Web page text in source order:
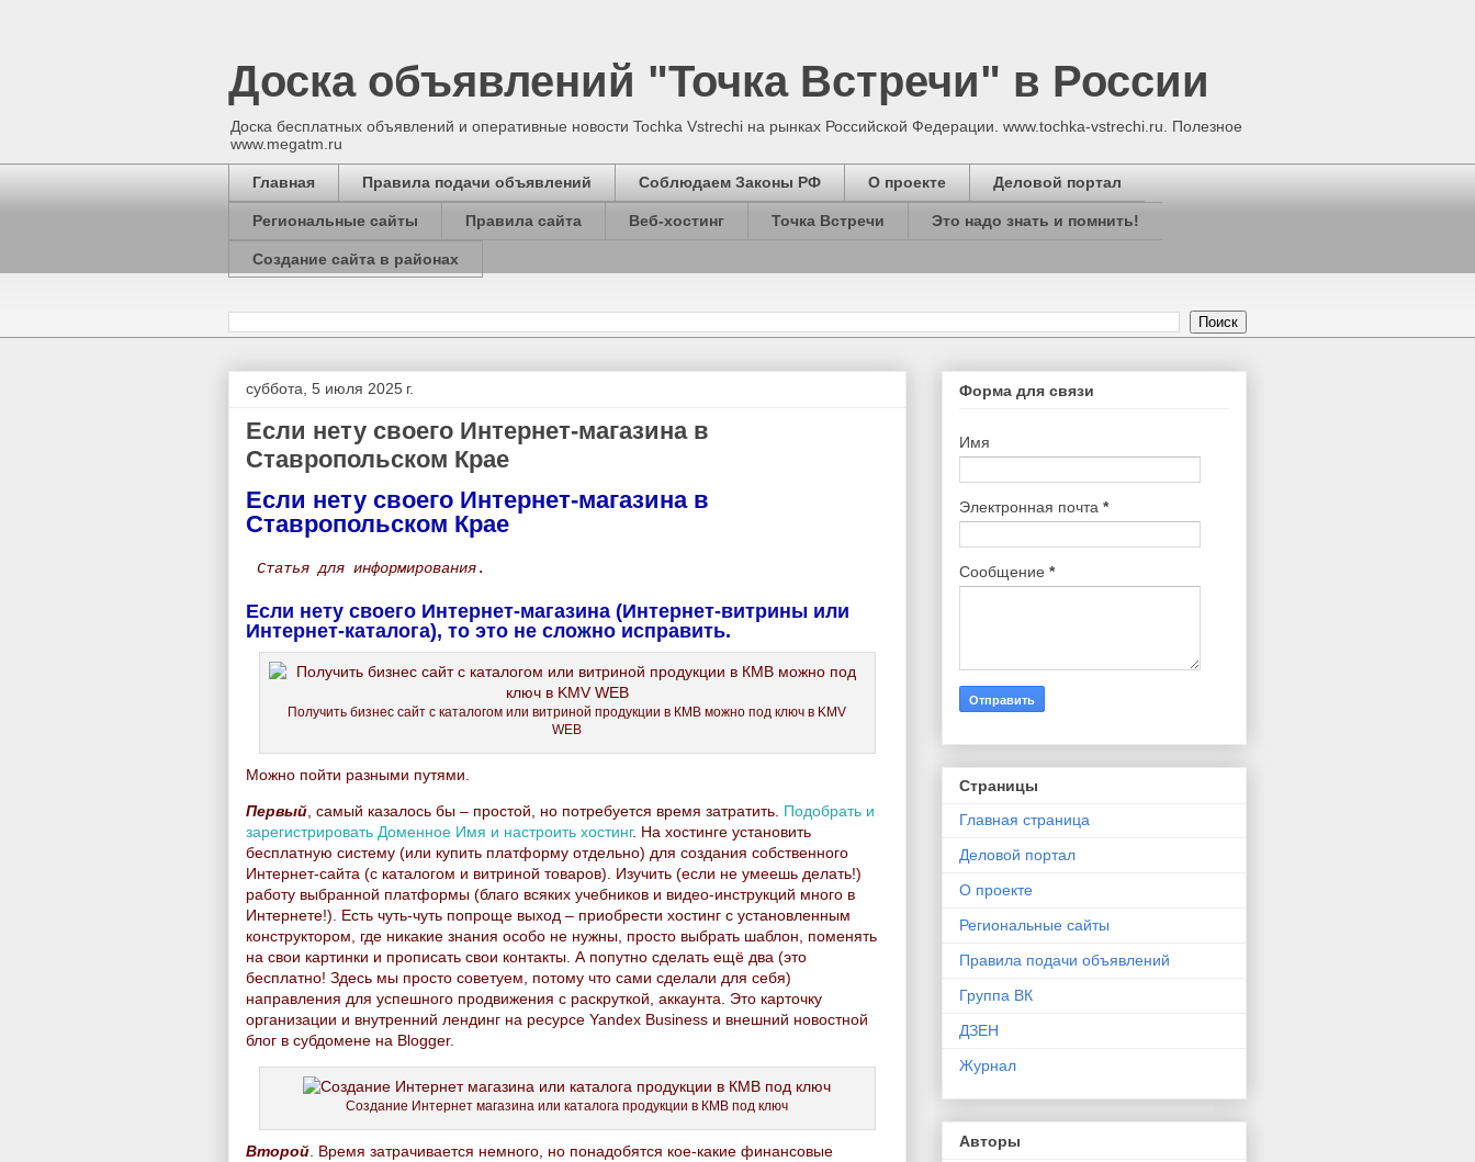
Доска объявлений "Точка Встречи" в России
Доска бесплатных объявлений и оперативные новости Tochka Vstrechi на рынках Российской Федерации. www.tochka-vstrechi.ru. Полезное
www.megatm.ru
Главная Правила подачи объявлений Соблюдаем Законы РФ О проекте Деловой портал
Региональные сайты Правила сайта Веб-хостинг Точка Встречи Это надо знать и помнить!
Создание сайта в районах
суббота, 5 июля 2025 г.
Если нету своего Интернет-магазина в
Ставропольском Крае
Если нету своего Интернет-магазина в
Ставропольском Крае
Статья для информирования.
Если нету своего Интернет-магазина (Интернет-витрины или
Интернет-каталога), то это не сложно исправить.
Получить бизнес сайт с каталогом или витриной продукции в КМВ можно под ключ в KMV
WEB
Можно пойти разными путями.
Первый, самый казалось бы – простой, но потребуется время затратить. Подобрать и
зарегистрировать Доменное Имя и настроить хостинг. На хостинге установить
бесплатную систему (или купить платформу отдельно) для создания собственного
Интернет-сайта (с каталогом и витриной товаров). Изучить (если не умеешь делать!)
работу выбранной платформы (благо всяких учебников и видео-инструкций много в
Интернете!). Есть чуть-чуть попроще выход – приобрести хостинг с установленным
конструктором, где никакие знания особо не нужны, просто выбрать шаблон, поменять
на свои картинки и прописать свои контакты. А попутно сделать ещё два (это
бесплатно! Здесь мы просто советуем, потому что сами сделали для себя)
направления для успешного продвижения с раскруткой, аккаунта. Это карточку
организации и внутренний лендинг на ресурсе Yandex Business и внешний новостной
блог в субдомене на Blogger.
Создание Интернет магазина или каталога продукции в КМВ под ключ
Второй. Время затрачивается немного, но понадобятся кое-какие финансовые
Форма для связи
Имя
Электронная почта *
Сообщение *
Страницы
Главная страница
Деловой портал
О проекте
Региональные сайты
Правила подачи объявлений
Группа ВК
ДЗЕН
Журнал
Авторы